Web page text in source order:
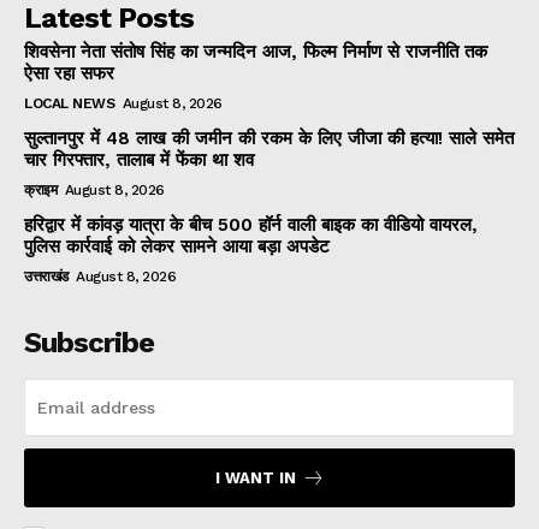
Latest Posts
शिवसेना नेता संतोष सिंह का जन्मदिन आज, फिल्म निर्माण से राजनीति तक
ऐसा रहा सफर
LOCAL NEWS August 8, 2026
सुल्तानपुर में 48 लाख की जमीन की रकम के लिए जीजा की हत्या! साले समेत
चार गिरफ्तार, तालाब में फेंका था शव
क्राइम August 8, 2026
हरिद्वार में कांवड़ यात्रा के बीच 500 हॉर्न वाली बाइक का वीडियो वायरल,
पुलिस कार्रवाई को लेकर सामने आया बड़ा अपडेट
उत्तराखंड August 8, 2026
Subscribe
I WANT IN